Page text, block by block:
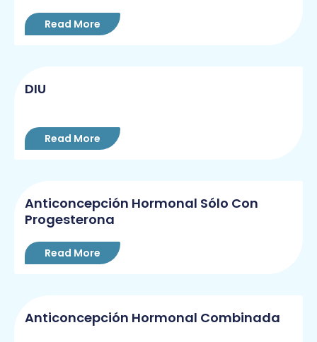
Read More
DIU
Read More
Anticoncepción Hormonal Sólo Con
Progesterona
Read More
Anticoncepción Hormonal Combinada